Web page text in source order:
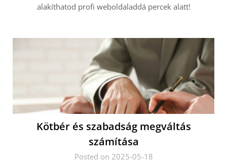
alakíthatod profi weboldaladdá percek alatt!
Kötbér és szabadság megváltás
számítása
Posted on 2025-05-18